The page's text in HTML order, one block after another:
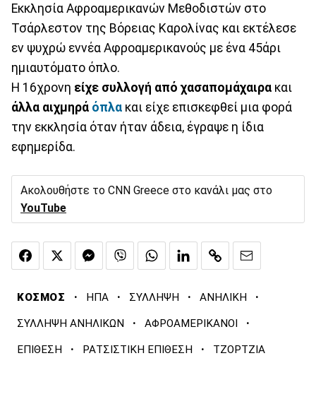
Εκκλησία Αφροαμερικανών Μεθοδιστών στο
Τσάρλεστον της Βόρειας Καρολίνας και εκτέλεσε
εν ψυχρώ εννέα Αφροαμερικανούς με ένα 45άρι
ημιαυτόματο όπλο.
Η 16χρονη είχε συλλογή από χασαπομάχαιρα και
άλλα αιχμηρά όπλα και είχε επισκεφθεί μια φορά
την εκκλησία όταν ήταν άδεια, έγραψε η ίδια
εφημερίδα.
Ακολουθήστε το CNN Greece στο κανάλι μας στο
YouTube
ΚΟΣΜΟΣ · ΗΠΑ · ΣΥΛΛΗΨΗ · ΑΝΗΛΙΚΗ ·
ΣΥΛΛΗΨΗ ΑΝΗΛΙΚΩΝ · ΑΦΡΟΑΜΕΡΙΚΑΝΟΙ ·
ΕΠΙΘΕΣΗ · ΡΑΤΣΙΣΤΙΚΗ ΕΠΙΘΕΣΗ · ΤΖΟΡΤΖΙΑ